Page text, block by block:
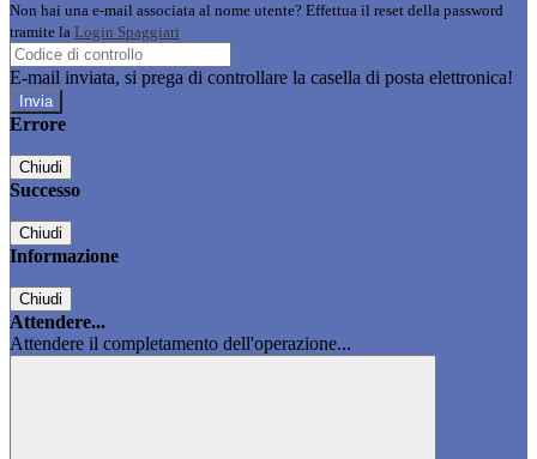
Non hai una e-mail associata al nome utente? Effettua il reset della password
tramite la Login Spaggiari
E-mail inviata, si prega di controllare la casella di posta elettronica!
Errore
Chiudi
Successo
Chiudi
Informazione
Chiudi
Attendere...
Attendere il completamento dell'operazione...